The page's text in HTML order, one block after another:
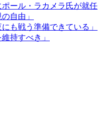
ール・ラカメラ氏が就任
自由」
も戦う準備できている」
持すべき」